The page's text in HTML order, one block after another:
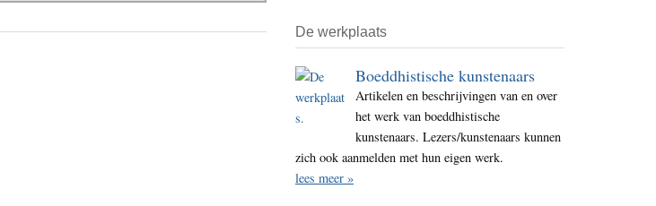
De werkplaats
Boeddhistische kunstenaars
Artikelen en beschrijvingen van en over
het werk van boeddhistische
kunstenaars. Lezers/kunstenaars kunnen
zich ook aanmelden met hun eigen werk.
lees meer »